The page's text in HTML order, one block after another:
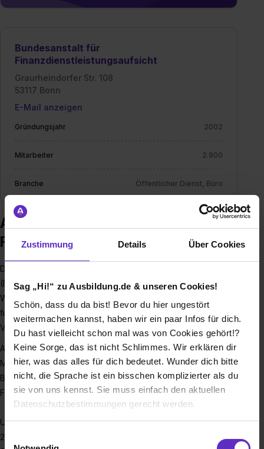
Zustimmung Details Über Cookies
Sag „Hi!“ zu Ausbildung.de & unseren Cookies!
Schön, dass du da bist! Bevor du hier ungestört
weitermachen kannst, haben wir ein paar Infos für dich.
Du hast vielleicht schon mal was von Cookies gehört!?
Keine Sorge, das ist nicht Schlimmes. Wir erklären dir
hier, was das alles für dich bedeutet. Wunder dich bitte
nicht, die Sprache ist ein bisschen komplizierter als du
sie von uns kennst. Sie muss einfach den aktuellen
Datenschutzbestimmungen gerecht werden.
Bundesanstalt für
Finanzdienstleistungsaufsicht
Graurheindorfer Str. 108
53117 Bonn
E-Mail anzeigen
Gründungsjahr 2002
Mitarbeiter 2.900
Branche Öffentlicher Dienst, Büro
Ausbildung bei Bundesanstalt für
Finanzdienstleistungsaufsicht
Die
(BaFin) ist die deutsche Finanzaufsicht.
Wir stellen sicher, dass das Finanzsystem in Deutschland
funktionsfähig, stabil und integer bleibt. Und wir schützen die
Verbraucher*innen.
Als schlagkräftige Aufsicht sorgen wir dafür, dass sich
Marktteilnehmende an die Regeln halten. Damit alle
Bankkund*innen, Versicherten und Anleger*innen dem
Finanzsystem vertrauen können.
Um das zu gewährleisten, arbeiten im#teambafinrund
2.900 hochqualifizierte Kolleg*innen gemeinsam an unseren